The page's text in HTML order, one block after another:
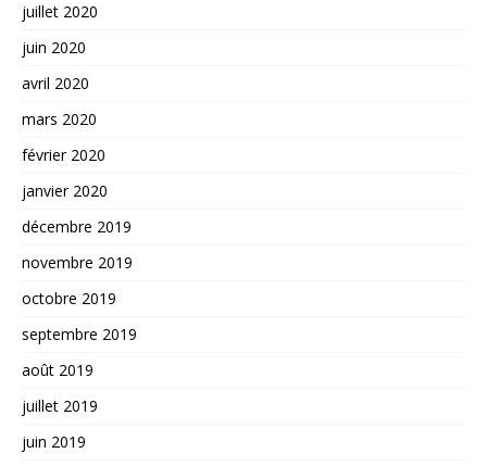
juillet 2020
juin 2020
avril 2020
mars 2020
février 2020
janvier 2020
décembre 2019
novembre 2019
octobre 2019
septembre 2019
août 2019
juillet 2019
juin 2019